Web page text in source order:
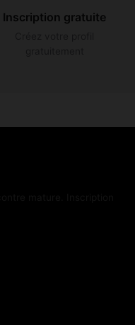
Inscription gratuite